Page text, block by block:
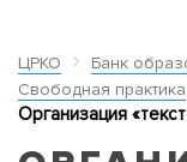
ЦРКО
Банк
Свободная практика
Организация